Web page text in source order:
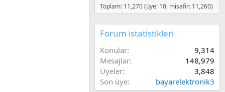
Toplam: 11,270 (üye: 10, misafir: 11,260)
Forum istatistikleri
Konular
9,314
Mesajlar
148,979
Üyeler
3,848
Son üye
bayarelektronik3